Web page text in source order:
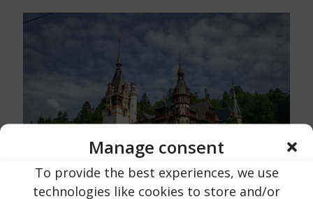
Manage consent
To provide the best experiences, we use
technologies like cookies to store and/or